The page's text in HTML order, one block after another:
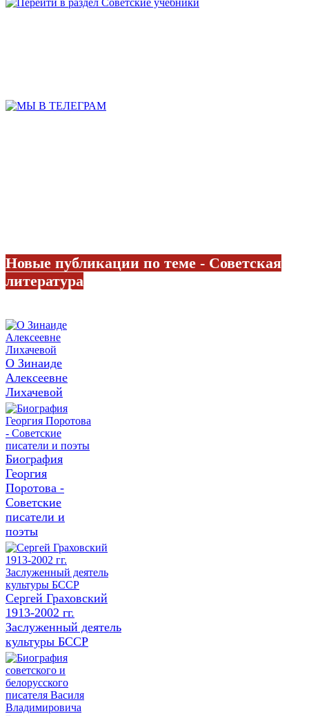
Новые публикации по теме - Советская
литература
О Зинаиде
Алексеевне
Лихачевой
Биография
Георгия
Поротова -
Советские
писатели и
поэты
Сергей Граховский
1913-2002 гг.
Заслуженный деятель
культуры БССР